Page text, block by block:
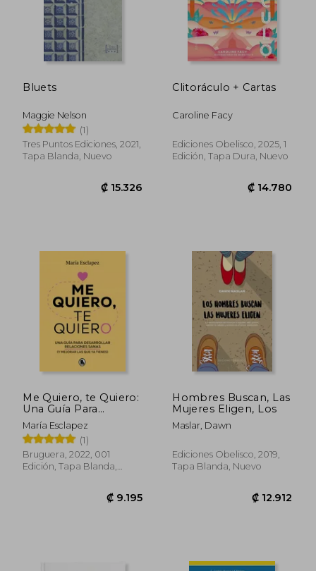
Bluets
Maggie Nelson
(1)
Tres Puntos Ediciones, 2021,
Tapa Blanda, Nuevo
Clitoráculo + Cartas
Caroline Facy
Ediciones Obelisco, 2025, 1
Edición, Tapa Dura, Nuevo
Me Quiero, te Quiero:
Una Guía Para
Desarrollar
Relaciones Sanas (y
Mejorar las que ya
Tienes) (Bruguera
Tendencias)
María Esclapez
(1)
Bruguera, 2022, 001
Edición, Tapa Blanda,
Hombres Buscan, Las
Mujeres Eligen, Los
Maslar, Dawn
Ediciones Obelisco, 2019,
Tapa Blanda, Nuevo